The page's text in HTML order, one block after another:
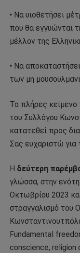
• Να υιοθετήσει
που θα εγγυώνται
μέλλον της
• Να
των μη
Το πλήρες
του Συλλόγου
κατατεθεί προς
Σας ευχαριστώ για
Η δεύτερη
γλώσσα, στην
Οκτωβρίου 2023
στραγγαλισμό του
Fundamental
conscience, religion